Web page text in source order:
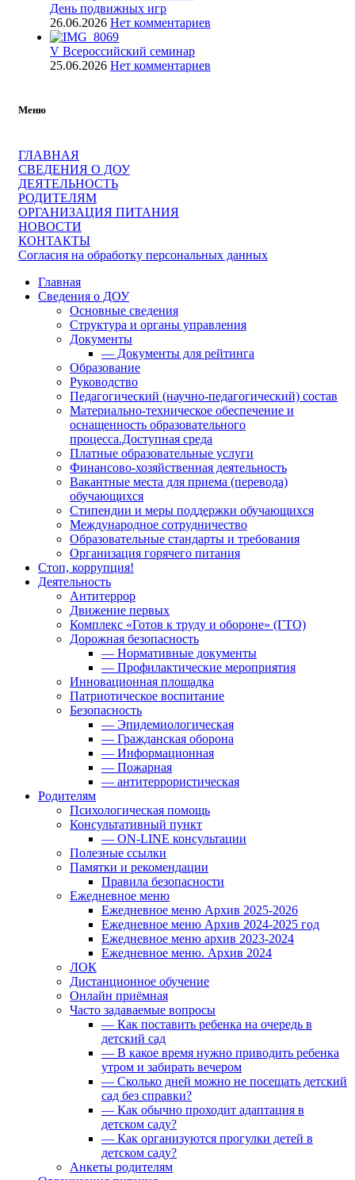
День подвижных игр
26.06.2026 Нет комментариев
V Всероссийский семинар
25.06.2026 Нет комментариев
Меню
ГЛАВНАЯ
СВЕДЕНИЯ О ДОУ
ДЕЯТЕЛЬНОСТЬ
РОДИТЕЛЯМ
ОРГАНИЗАЦИЯ ПИТАНИЯ
НОВОСТИ
КОНТАКТЫ
Согласия на обработку персональных данных
Главная
Сведения о ДОУ
Основные сведения
Структура и органы управления
Документы
— Документы для рейтинга
Образование
Руководство
Педагогический (научно-педагогический) состав
Материально-техническое обеспечение и
оснащенность образовательного
процесса.Доступная среда
Платные образовательные услуги
Финансово-хозяйственная деятельность
Вакантные места для приема (перевода)
обучающихся
Стипендии и меры поддержки обучающихся
Международное сотрудничество
Образовательные стандарты и требования
Организация горячего питания
Стоп, коррупция!
Деятельность
Антитеррор
Движение первых
Комплекс «Готов к труду и обороне» (ГТО)
Дорожная безопасность
— Нормативные документы
— Профилактические мероприятия
Инновационная площадка
Патриотическое воспитание
Безопасность
— Эпидемиологическая
— Гражданская оборона
— Информационная
— Пожарная
— антитеррористическая
Родителям
Психологическая помощь
Консультативный пункт
— ON-LINE консультации
Полезные ссылки
Памятки и рекомендации
Правила безопасности
Ежедневное меню
Ежедневное меню Архив 2025-2026
Ежедневное меню Архив 2024-2025 год
Ежедневное меню архив 2023-2024
Ежедневное меню. Архив 2024
ЛОК
Дистанционное обучение
Онлайн приёмная
Часто задаваемые вопросы
— Как поставить ребенка на очередь в
детский сад
— В какое время нужно приводить ребенка
утром и забирать вечером
— Сколько дней можно не посещать детский
сад без справки?
— Как обычно проходит адаптация в
детском саду?
— Как организуются прогулки детей в
детском саду?
Анкеты родителям